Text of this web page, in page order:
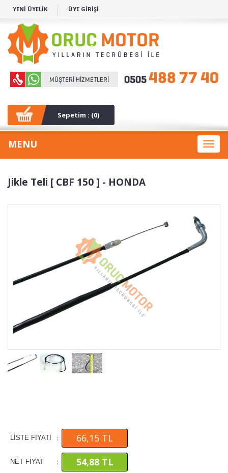
YENİ ÜYELİK ÜYE GİRİŞİ
Sepetim : (0)
Toggle
MENU
Jikle Teli [ CBF 150 ] - HONDA
LİSTE FİYATI : 66,15 TL
NET FİYAT : 54,88 TL